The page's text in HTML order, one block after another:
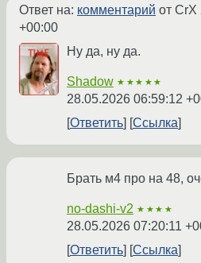
Ответ на: комментарий от CrX
+00:00
Ну да, ну да.
Shadow ★★★★★
28.05.2026 06:59:12
Ответить
Ссылка
Брать м4 про на 48,
no-dashi-v2 ★★★★
28.05.2026 07:20:11
Ответить
Ссылка